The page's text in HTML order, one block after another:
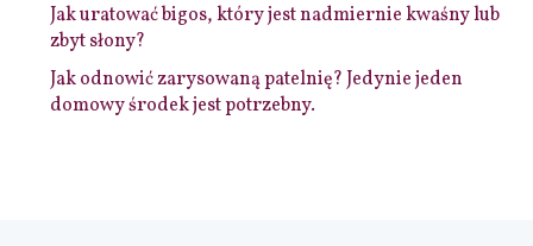
Jak uratować bigos, który jest nadmiernie kwaśny lub
zbyt słony?
Jak odnowić zarysowaną patelnię? Jedynie jeden
domowy środek jest potrzebny.